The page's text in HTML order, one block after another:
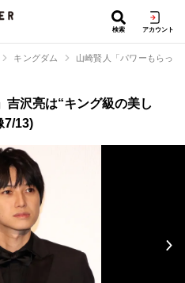
検索 アカウント
キングダム 山崎賢人「パワーもらっ
吉沢亮は“キング級の美し
7/13)